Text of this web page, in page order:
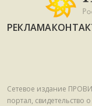
РЕКЛАМА
Сетевое издание
портал,